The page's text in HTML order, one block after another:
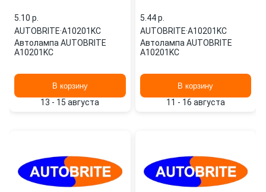
5.10 p.
AUTOBRITE·А10201KС
Автолампа AUTOBRITE
А10201KС
В корзину
13 - 15 августа
5.44 p.
AUTOBRITE·А10201KС
Автолампа AUTOBRITE
А10201KС
В корзину
11 - 16 августа